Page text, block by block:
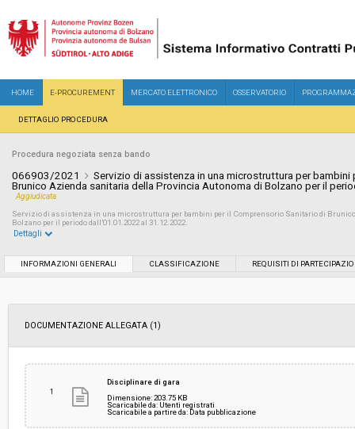
HOME E-PROCUREMENT MERCATO ELETTRONICO OSSERVATORIO
DETTAGLIO PROCEDURA
Procedura negoziata senza bando
066903/2021
Servizio di assistenza in una microstruttura per
Brunico Azienda sanitaria della Provincia Autonoma di Bolzano per il
Aggiudicata
Servizio di assistenza in una microstruttura per bambini per il Comprensorio Sanitario di
Bolzano per il periodo dall’01.01.2022 al 31.12.2022.
Data pubblicazione:
Svolgimento:
Pubblicata da: -
Dettagli
INFORMAZIONI GENERALI CLASSIFICAZIONE REQUISITI DI
DOCUMENTAZIONE ALLEGATA (1)
1
Disciplinare di gara
Dimensione: 203.75 KB
Scaricabile da: Utenti registrati
Scaricabile a partire da: Data pubblicazione